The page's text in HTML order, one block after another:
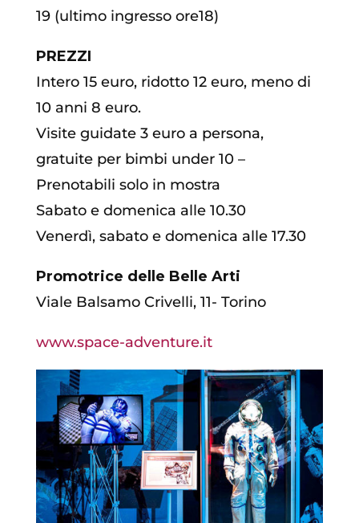
19 (ultimo ingresso ore18)
PREZZI
Intero 15 euro, ridotto 12 euro, meno di
10 anni 8 euro.
Visite guidate 3 euro a persona,
gratuite per bimbi under 10 –
Prenotabili solo in mostra
Sabato e domenica alle 10.30
Venerdì, sabato e domenica alle 17.30
Promotrice delle Belle Arti
Viale Balsamo Crivelli, 11- Torino
www.space-adventure.it